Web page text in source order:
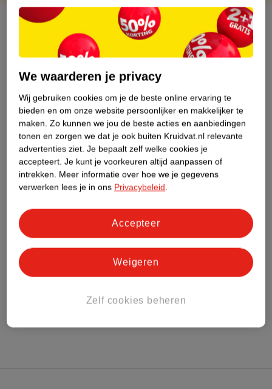
Over dit product
Productinformatie
Nature Impact Score
Dit product heeft (nog) geen Nature
Impact Score.
Meer informatie
Bestel & Bezorginformatie
Bekijk ook
We waarderen je privacy
Wij gebruiken cookies om je de beste online ervaring te
bieden en om onze website persoonlijker en makkelijker te
maken. Zo kunnen we jou de beste acties en aanbiedingen
tonen en zorgen we dat je ook buiten Kruidvat.nl relevante
advertenties ziet. Je bepaalt zelf welke cookies je
accepteert. Je kunt je voorkeuren altijd aanpassen of
intrekken. Meer informatie over hoe we je gegevens
verwerken lees je in ons Privacybeleid.
Zelf cookies beheren
Weigeren
Accepteer